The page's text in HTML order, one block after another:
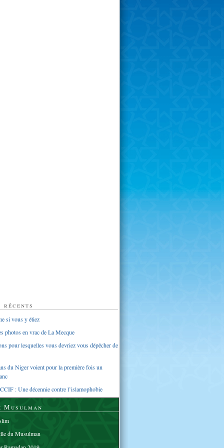
si vous y étiez
photos en vrac de La Mecque
pour lesquelles vous devriez vous dépêcher de
du Niger voient pour la première fois un
: Une décennie contre l’islamophobie
Musulman
du Musulman